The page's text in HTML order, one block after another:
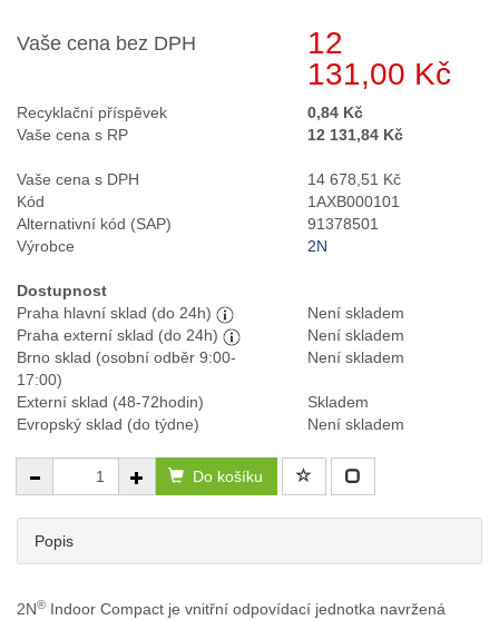
Vaše cena bez DPH
12
131,00 Kč
Recyklační příspěvek
0,84 Kč
Vaše cena s RP
12 131,84 Kč
Vaše cena s DPH
14 678,51 Kč
Kód
1AXB000101
Alternativní kód (SAP)
91378501
Výrobce
2N
Dostupnost
Praha hlavní sklad (do 24h)
Není skladem
Praha externí sklad (do 24h)
Není skladem
Brno sklad (osobní odběr 9:00-
17:00)
Není skladem
Externí sklad (48-72hodin)
Skladem
Evropský sklad (do týdne)
Není skladem
Do košíku
Popis
2N® Indoor Compact je vnitřní odpovídací jednotka navržená